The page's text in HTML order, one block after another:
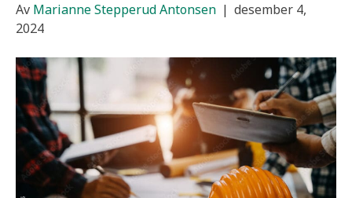
Av Marianne Stepperud Antonsen | desember 4,
2024